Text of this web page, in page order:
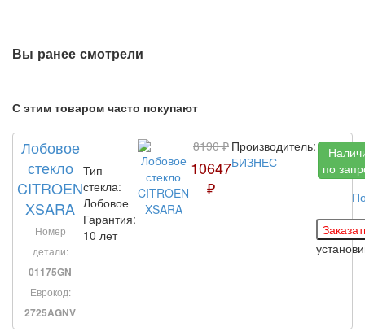
Вы ранее смотрели
С этим товаром часто покупают
Лобовое
стекло
CITROEN
XSARA
Номер
детали:
01175GN
Еврокод:
2725AGNV
Тип
стекла:
Лобовое
Гарантия:
10 лет
8190 ₽
10647
₽
Производитель:
БИЗНЕС
по